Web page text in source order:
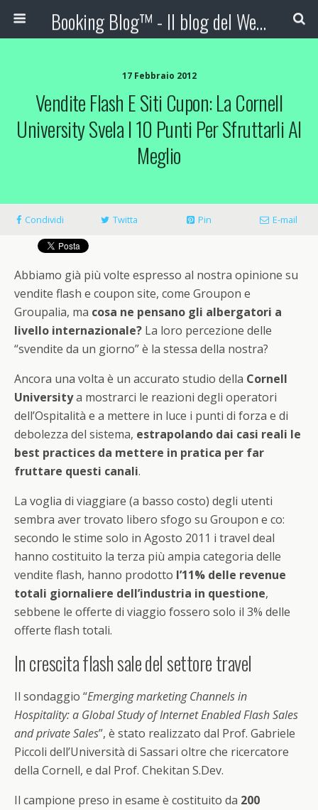
Booking Blog™ - Il blog del Web Marketing Turistico
17 Febbraio 2012
Vendite Flash E Siti Cupon: La Cornell
University Svela I 10 Punti Per Sfruttarli Al
Meglio
Condividi Twitta Pin E-mail
Abbiamo già più volte espresso al nostra opinione su
vendite flash e coupon site, come Groupon e
Groupalia, ma cosa ne pensano gli albergatori a
livello internazionale? La loro percezione delle
“svendite da un giorno” è la stessa della nostra?
Ancora una volta è un accurato studio della Cornell
Universitya mostrarci le reazioni degli operatori
dell’Ospitalità e a mettere in luce i punti di forza e di
debolezza del sistema, estrapolando dai casi reali le
best practices da mettere in pratica per far
fruttare questi canali.
La voglia di viaggiare (a basso costo) degli utenti
sembra aver trovato libero sfogo su Groupon e co:
secondo le stime solo in Agosto 2011 i travel deal
hanno costituito la terza più ampia categoria delle
vendite flash, hanno prodotto l’11% delle revenue
totali giornaliere dell’industria in questione,
sebbene le offerte di viaggio fossero solo il 3% delle
offerte flash totali.
In crescita flash sale del settore travel
Il sondaggio “Emerging marketing Channels in
Hospitality: a Global Study of Internet Enabled Flash Sales
and private Sales”, è stato realizzato dal Prof. Gabriele
Piccoli dell’Università di Sassari oltre che ricercatore
della Cornell, e dal Prof. Chekitan S.Dev.
Il campione preso in esame è costituito da 200